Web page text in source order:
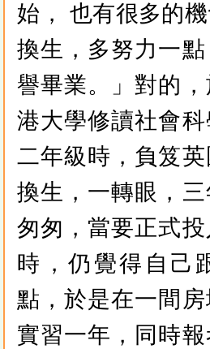
始， 也有很多的
換生，多努力一
譽畢業。」對的
港大學修讀社會
二年級時，負笈
換生，一轉眼，
匆匆，當要正式
時，仍覺得自己
點，於是在一間
實習一年，同時